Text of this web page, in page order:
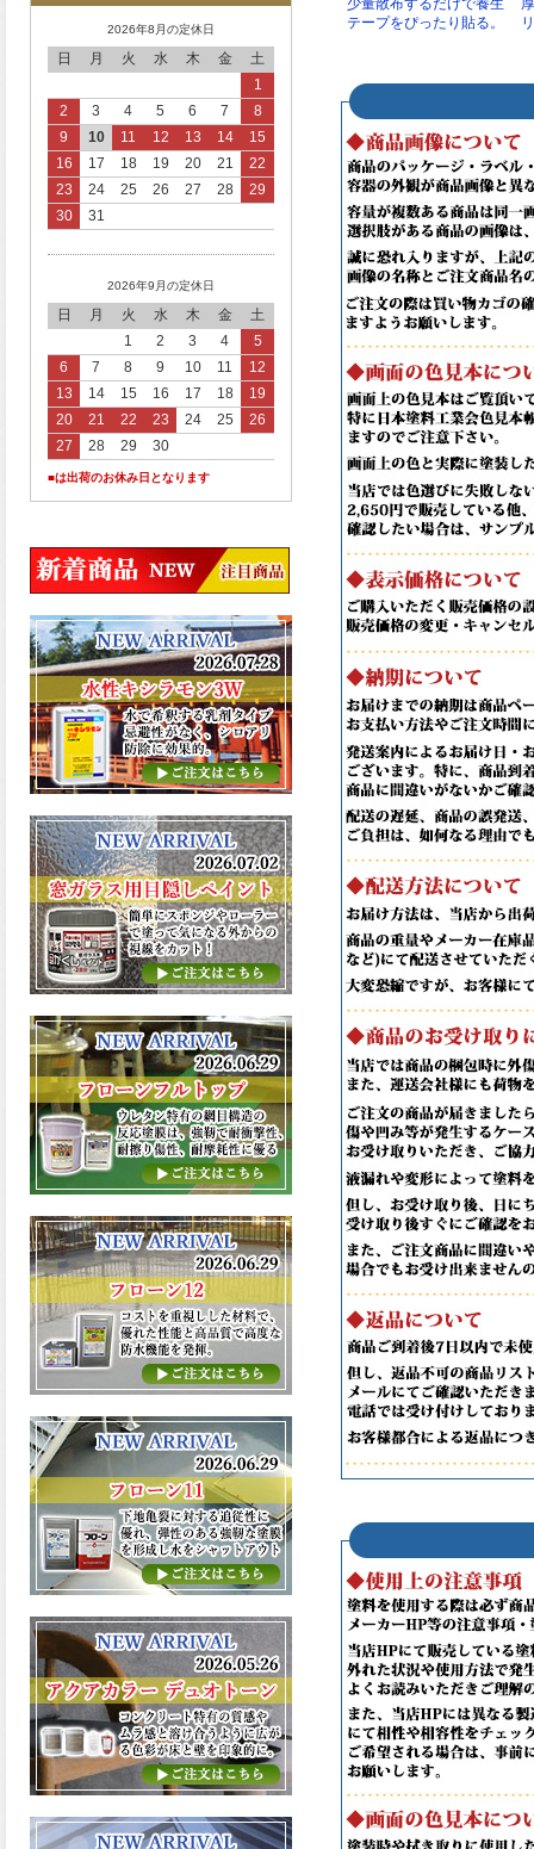
2026年8月の定休日
日 月 火 水 木 金
土
1
2
3 4 5 6 7
8
9
10 11 12 13 14
15
16
17 18 19 20 21
22
23
24 25 26 27 28
29
30
31
2026年9月の定休日
日 月 火 水 木 金
土
1
2 3 4
5
6
7 8 9 10 11
12
13
14 15 16 17 18
19
20
21 22 23 24 25
26
27
28 29 30
■は出荷のお休み日となります